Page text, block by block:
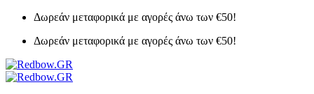
Μετάβαση
περιεχόμενο
Δωρεάν μεταφορικά με αγορές άνω των €50!
Δωρεάν μεταφορικά με αγορές άνω των €50!